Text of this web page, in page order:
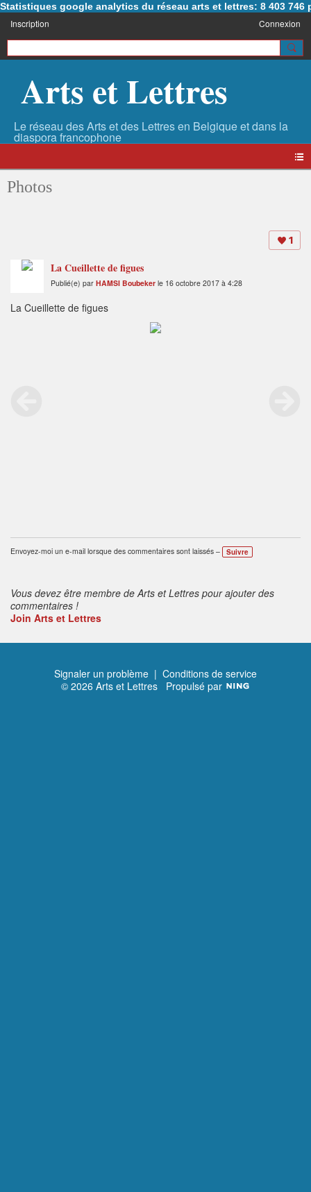
Statistiques google analytics du réseau arts et lettres: 8 403 746
Inscription Connexion
Arts et Lettres
Photos
1
La Cueillette de figues
Publié(e) par HAMSI Boubeker le 16 octobre 2017 à 4:28
La Cueillette de figues
Envoyez-moi un e-mail lorsque des commentaires sont laissés – Suivre
Vous devez être membre de Arts et Lettres pour ajouter des
commentaires !
Join Arts et Lettres
Signaler un problème | Conditions de service
© 2026 Arts et Lettres Propulsé par